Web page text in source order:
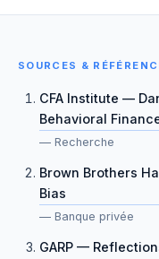
SOURCES &
CFA Institute —
Behavioral
— Recherche
Brown Brothers
Bias
— Banque privée
GARP —